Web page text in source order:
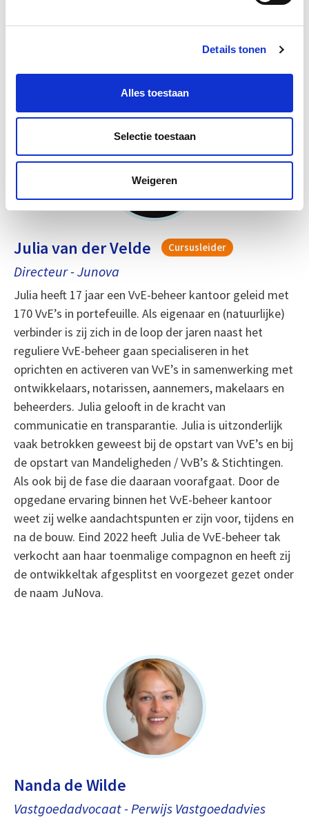
Details tonen
Alles toestaan
Selectie toestaan
Weigeren
Docenten
Julia van der Velde Cursusleider
Directeur - Junova
Julia heeft 17 jaar een VvE-beheer kantoor geleid met
170 VvE’s in portefeuille. Als eigenaar en (natuurlijke)
verbinder is zij zich in de loop der jaren naast het
reguliere VvE-beheer gaan specialiseren in het
oprichten en activeren van VvE’s in samenwerking met
ontwikkelaars, notarissen, aannemers, makelaars en
beheerders. Julia gelooft in de kracht van
communicatie en transparantie. Julia is uitzonderlijk
vaak betrokken geweest bij de opstart van VvE’s en bij
de opstart van Mandeligheden / VvB’s & Stichtingen.
Als ook bij de fase die daaraan voorafgaat. Door de
opgedane ervaring binnen het VvE-beheer kantoor
weet zij welke aandachtspunten er zijn voor, tijdens en
na de bouw. Eind 2022 heeft Julia de VvE-beheer tak
verkocht aan haar toenmalige compagnon en heeft zij
de ontwikkeltak afgesplitst en voorgezet gezet onder
de naam JuNova.
Nanda de Wilde
Vastgoedadvocaat - Perwijs Vastgoedadvies